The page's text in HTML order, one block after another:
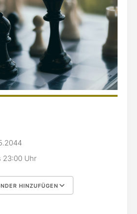
23:00 Uhr
HINZUFÜGEN